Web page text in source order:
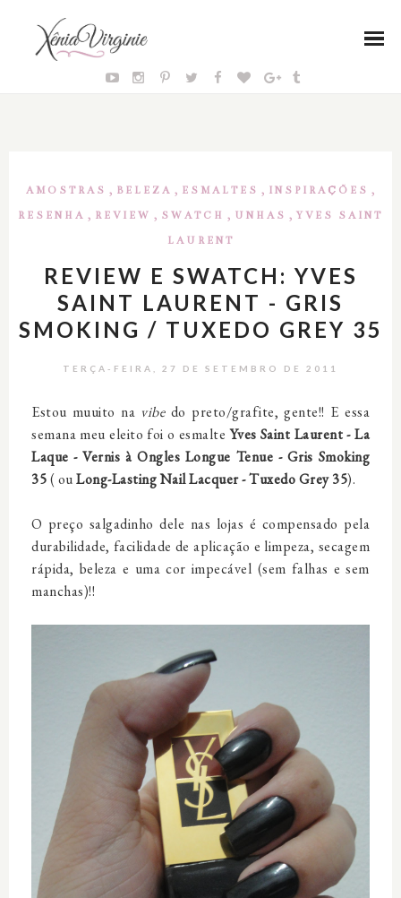
AMOSTRAS , BELEZA , ESMALTES , INSPIRAÇÕES ,
RESENHA , REVIEW , SWATCH , UNHAS , YVES SAINT
LAURENT
REVIEW E SWATCH: YVES
SAINT LAURENT - GRIS
SMOKING / TUXEDO GREY 35
TERÇA-FEIRA, 27 DE SETEMBRO DE 2011
Estou muuito na vibedo preto/grafite, gente!! E essa
semana meu eleito foi o esmalteYves Saint Laurent - La
Laque - Vernis à Ongles Longue Tenue - Gris Smoking
35( ouLong-Lasting Nail Lacquer - Tuxedo Grey 35).
O preço salgadinho dele nas lojas é compensado pela
durabilidade, facilidade de aplicação e limpeza, secagem
rápida, beleza e uma cor impecável (sem falhas e sem
manchas)!!